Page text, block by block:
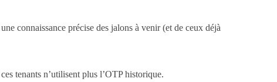
connaissance précise des jalons à venir (et de ceux déjà
tenants n’utilisent plus l’OTP historique.